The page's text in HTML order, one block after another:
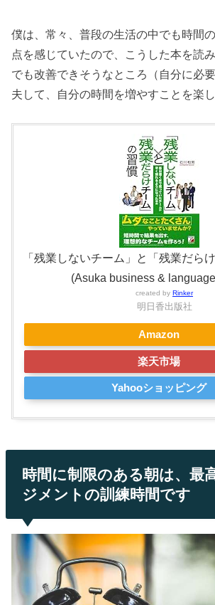
僕は、常々、普段の生活の中でも時間
点を感じていたので、こうした本を読
でも改善できそうなところ（自分に必
夫して、自分の時間を増やすことを楽し
「残業しないチーム」と「残業だら
(Asuka business &
created by Rinker
明日香出版社
Amazon
楽天市場
Yahooショッピング
時間に制限のある朝は、最
ジメントの訓練時間です